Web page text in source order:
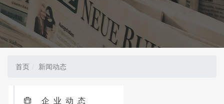
首页 新闻动态
企业动态